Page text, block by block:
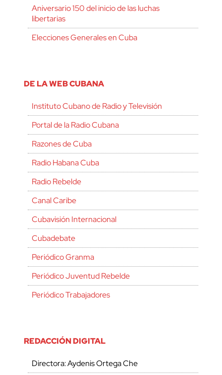
Aniversario 150 del inicio de las luchas
libertarias
Elecciones Generales en Cuba
DE LA WEB CUBANA
Instituto Cubano de Radio y Televisión
Portal de la Radio Cubana
Razones de Cuba
Radio Habana Cuba
Radio Rebelde
Canal Caribe
Cubavisión Internacional
Cubadebate
Periódico Granma
Periódico Juventud Rebelde
Periódico Trabajadores
REDACCIÓN DIGITAL
Directora: Aydenis Ortega Che